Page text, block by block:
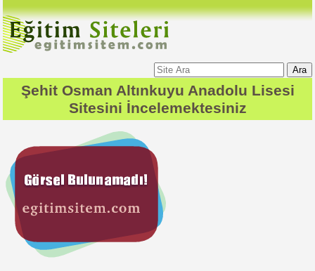
Ara
Şehit Osman Altınkuyu Anadolu Lisesi
Sitesini İncelemektesiniz